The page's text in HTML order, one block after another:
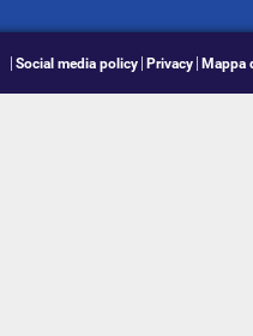
Social media policy Privacy Mappa